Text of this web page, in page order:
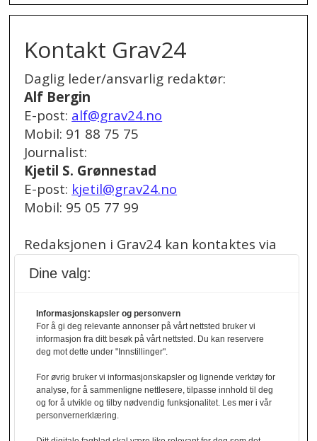
Kontakt Grav24
Daglig leder/ansvarlig redaktør:
Alf Bergin
E-post: alf@grav24.no
Mobil: 91 88 75 75
Journalist:
Kjetil S. Grønnestad
E-post: kjetil@grav24.no
Mobil: 95 05 77 99
Redaksjonen i Grav24 kan kontaktes via
redaksjon@grav24.no
annonser/stillingsannonser, kan du bruke
denne e-post adressen:
annonse@grav24.no
Ved å følge linken under finner du vår
personvernerklæring.
Dine valg:
Informasjonskapsler og personvern
For å gi deg relevante annonser på vårt nettsted bruker vi
informasjon fra ditt besøk på vårt nettsted. Du kan reservere
deg mot dette under "Innstillinger".
For øvrig bruker vi informasjonskapsler og lignende verktøy for
analyse, for å sammenligne nettlesere, tilpasse innhold til deg
og for å utvikle og tilby nødvendig funksjonalitet. Les mer i vår
personvernerklæring.